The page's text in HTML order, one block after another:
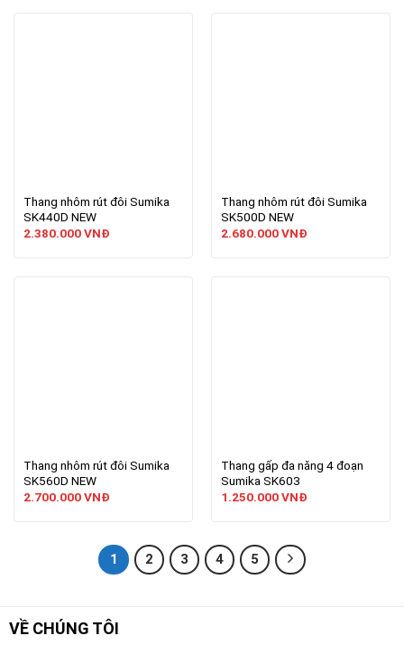
Thang nhôm rút đôi Sumika
SK440D NEW
2.380.000VNĐ
Thang nhôm rút đôi Sumika
SK500D NEW
2.680.000VNĐ
Thang nhôm rút đôi Sumika
SK560D NEW
2.700.000VNĐ
Thang gấp đa năng 4 đoạn
Sumika SK603
1.250.000VNĐ
1 2 3 4 5
VỀ CHÚNG TÔI